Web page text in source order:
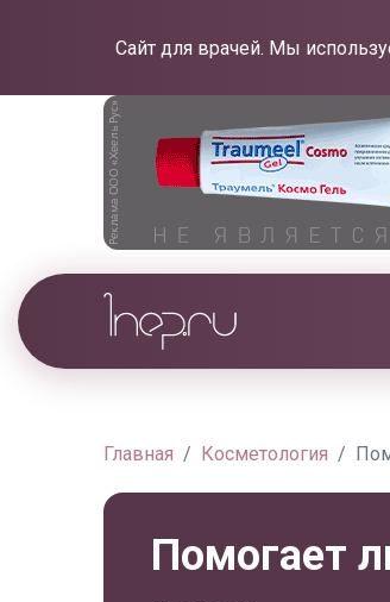
Сайт для врачей. Мы
Главная Косметология
Помогает